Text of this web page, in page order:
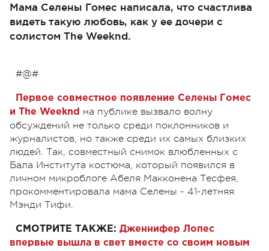
Мама Селены Гомес написала, что счастлива
видеть такую любовь, как у ее дочери с
солистом The Weeknd.
#@#
Первое совместное появление Селены Гомес
и The Weeknd на публике вызвало волну
обсуждений не только среди поклонников и
журналистов, но также среди их самых близких
людей. Так, совместный снимок влюбленных с
Бала Института костюма, который появился в
личном микроблоге Абеля Макконена Тесфея,
прокомментировала мама Селены - 41-летняя
Мэнди Тифи.
СМОТРИТЕ ТАКЖЕ: Дженнифер Лопес
впервые вышла в свет вместе со своим новым